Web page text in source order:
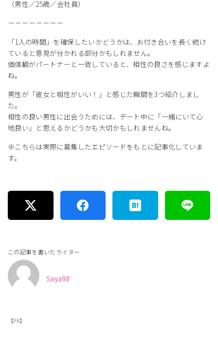
（男性／25歳／会社員）
－－－－－－－－
「1人の時間」を確保したいかどうかは、お付き合いを長く続け
ていると意見が分かれる部分かもしれません。
価値観がパートナーと一致していると、相性の良さを感じますよ
ね。
男性が「彼女と相性がいい！」と感じた瞬間を3つ紹介しまし
た。
相性の良い男性に出会うためには、デート中に「一緒にいて心
地良い」と思えるかどうかも大切かもしれませんね。
※こちらは実際に募集したエピソードをもとに記事化していま
す。
この記事を書いたライター
Saya98
【PR】